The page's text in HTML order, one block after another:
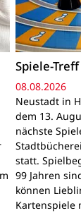
Spiele-Treff
08.08.2026
Neustadt in
dem 13.
nächste
statt.
99 Jahren
können
Kartenspiele